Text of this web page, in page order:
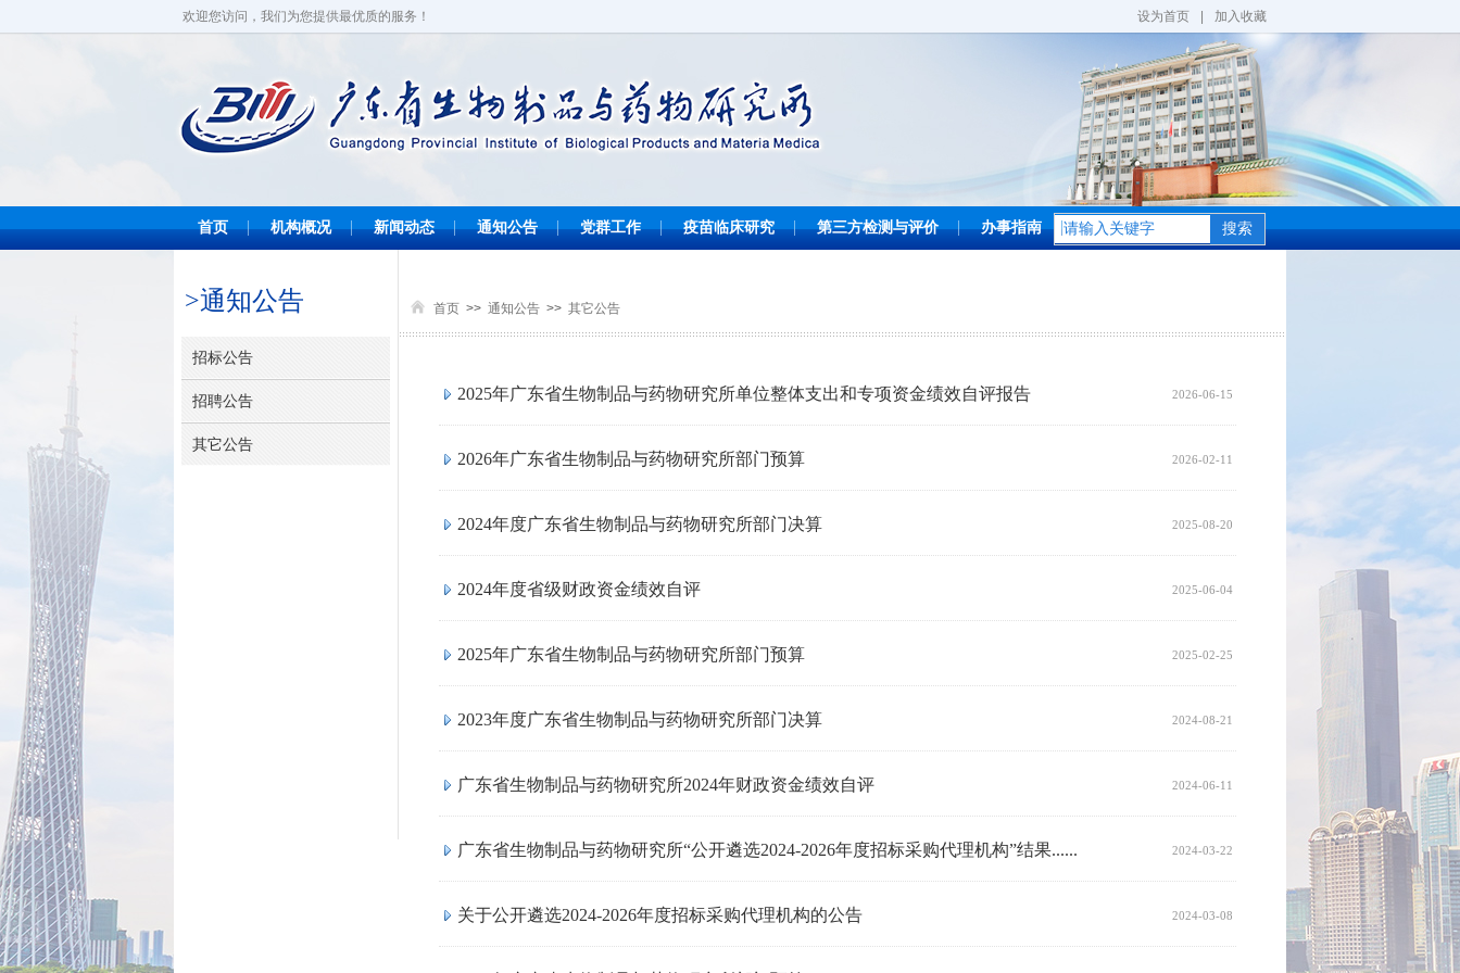
设为首页 加入收藏
欢迎您访问，我们为您提供最优质的服务！
搜索
首页 机构概况 新闻动态 通知公告 党群工作 疫苗临床研究 第三方检测与评价 办事指南
>通知公告 首页 >> 通知公告 >> 其它公告
招标公告
招聘公告
其它公告
2025年广东省生物制品与药物研究所单位整体支出和专项资金绩效自评报告 2026-06-15
2026年广东省生物制品与药物研究所部门预算 2026-02-11
2024年度广东省生物制品与药物研究所部门决算 2025-08-20
2024年度省级财政资金绩效自评 2025-06-04
2025年广东省生物制品与药物研究所部门预算 2025-02-25
2023年度广东省生物制品与药物研究所部门决算 2024-08-21
广东省生物制品与药物研究所2024年财政资金绩效自评 2024-06-11
广东省生物制品与药物研究所“公开遴选2024-2026年度招标采购代理机构”结果...... 2024-03-22
关于公开遴选2024-2026年度招标采购代理机构的公告 2024-03-08